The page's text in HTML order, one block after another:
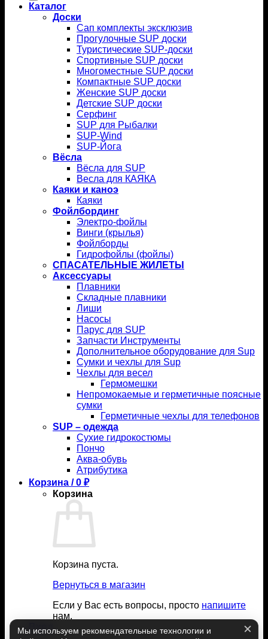
Каталог
Доски
Сап комплекты эксклюзив
Прогулочные SUP доски
Туристические SUP-доски
Спортивные SUP доски
Многоместные SUP доски
Компактные SUP доски
Женские SUP доски
Детские SUP доски
Серфинг
SUP для Рыбалки
SUP-Wind
SUP-Йога
Вёсла
Вёсла для SUP
Весла для КАЯКА
Каяки и каноэ
Каяки
Фойлбординг
Электро-фойлы
Винги (крылья)
Фойлборды
Гидрофойлы (фойлы)
СПАСАТЕЛЬНЫЕ ЖИЛЕТЫ
Аксессуары
Плавники
Складные плавники
Лиши
Насосы
Парус для SUP
Запчасти Инструменты
Дополнительное оборудование для Sup
Сумки и чехлы для Sup
Чехлы для весел
Гермомешки
Непромокаемые и герметичные поясные
сумки
Герметичные чехлы для телефонов
SUP – одежда
Сухие гидрокостюмы
Пончо
Аква-обувь
Атрибутика
Корзина /0 ₽
Корзина
Корзина пуста.
Вернуться в магазин
Если у Вас есть вопросы, просто напишите
нам.
Мы используем рекомендательные технологии и